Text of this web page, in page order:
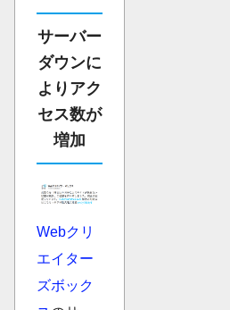
サーバー
ダウンに
よりアク
セス数が
増加
Webクリ
エイター
ズボック